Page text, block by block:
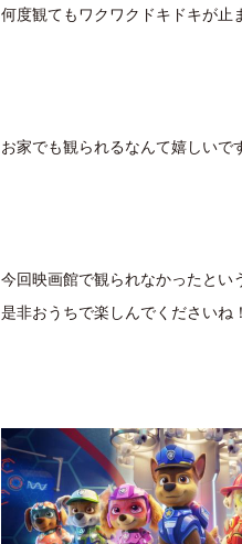
何度観てもワクワクドキドキが止
お家でも観られるなんて嬉しい
今回映画館で観られなかったとい
是非おうちで楽しんでくださいね